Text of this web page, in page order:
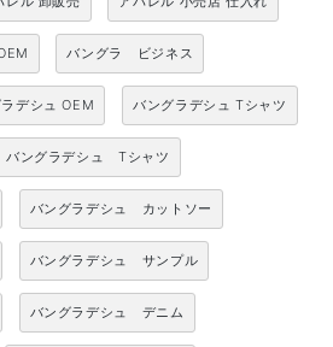
バングラ ビジネス
デシュ OEM バングラデシュ Tシャツ
バングラデシュ Tシャツ
バングラデシュ カットソー
バングラデシュ サンプル
バングラデシュ デニム